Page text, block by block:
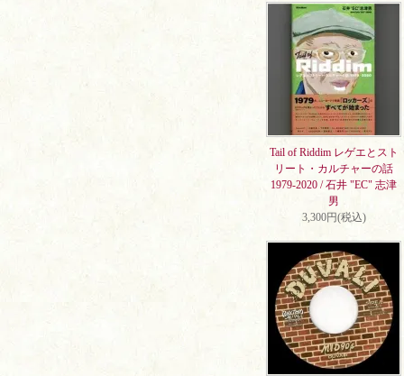
Tail of Riddim レゲエとスト
リート・カルチャーの話
1979-2020 / 石井 "EC" 志津
男
3,300円(税込)